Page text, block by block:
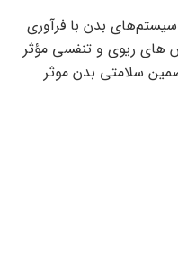
بدن با فرآوری
های ریوی و تنفسی مؤثر
سلامتی بدن موثر